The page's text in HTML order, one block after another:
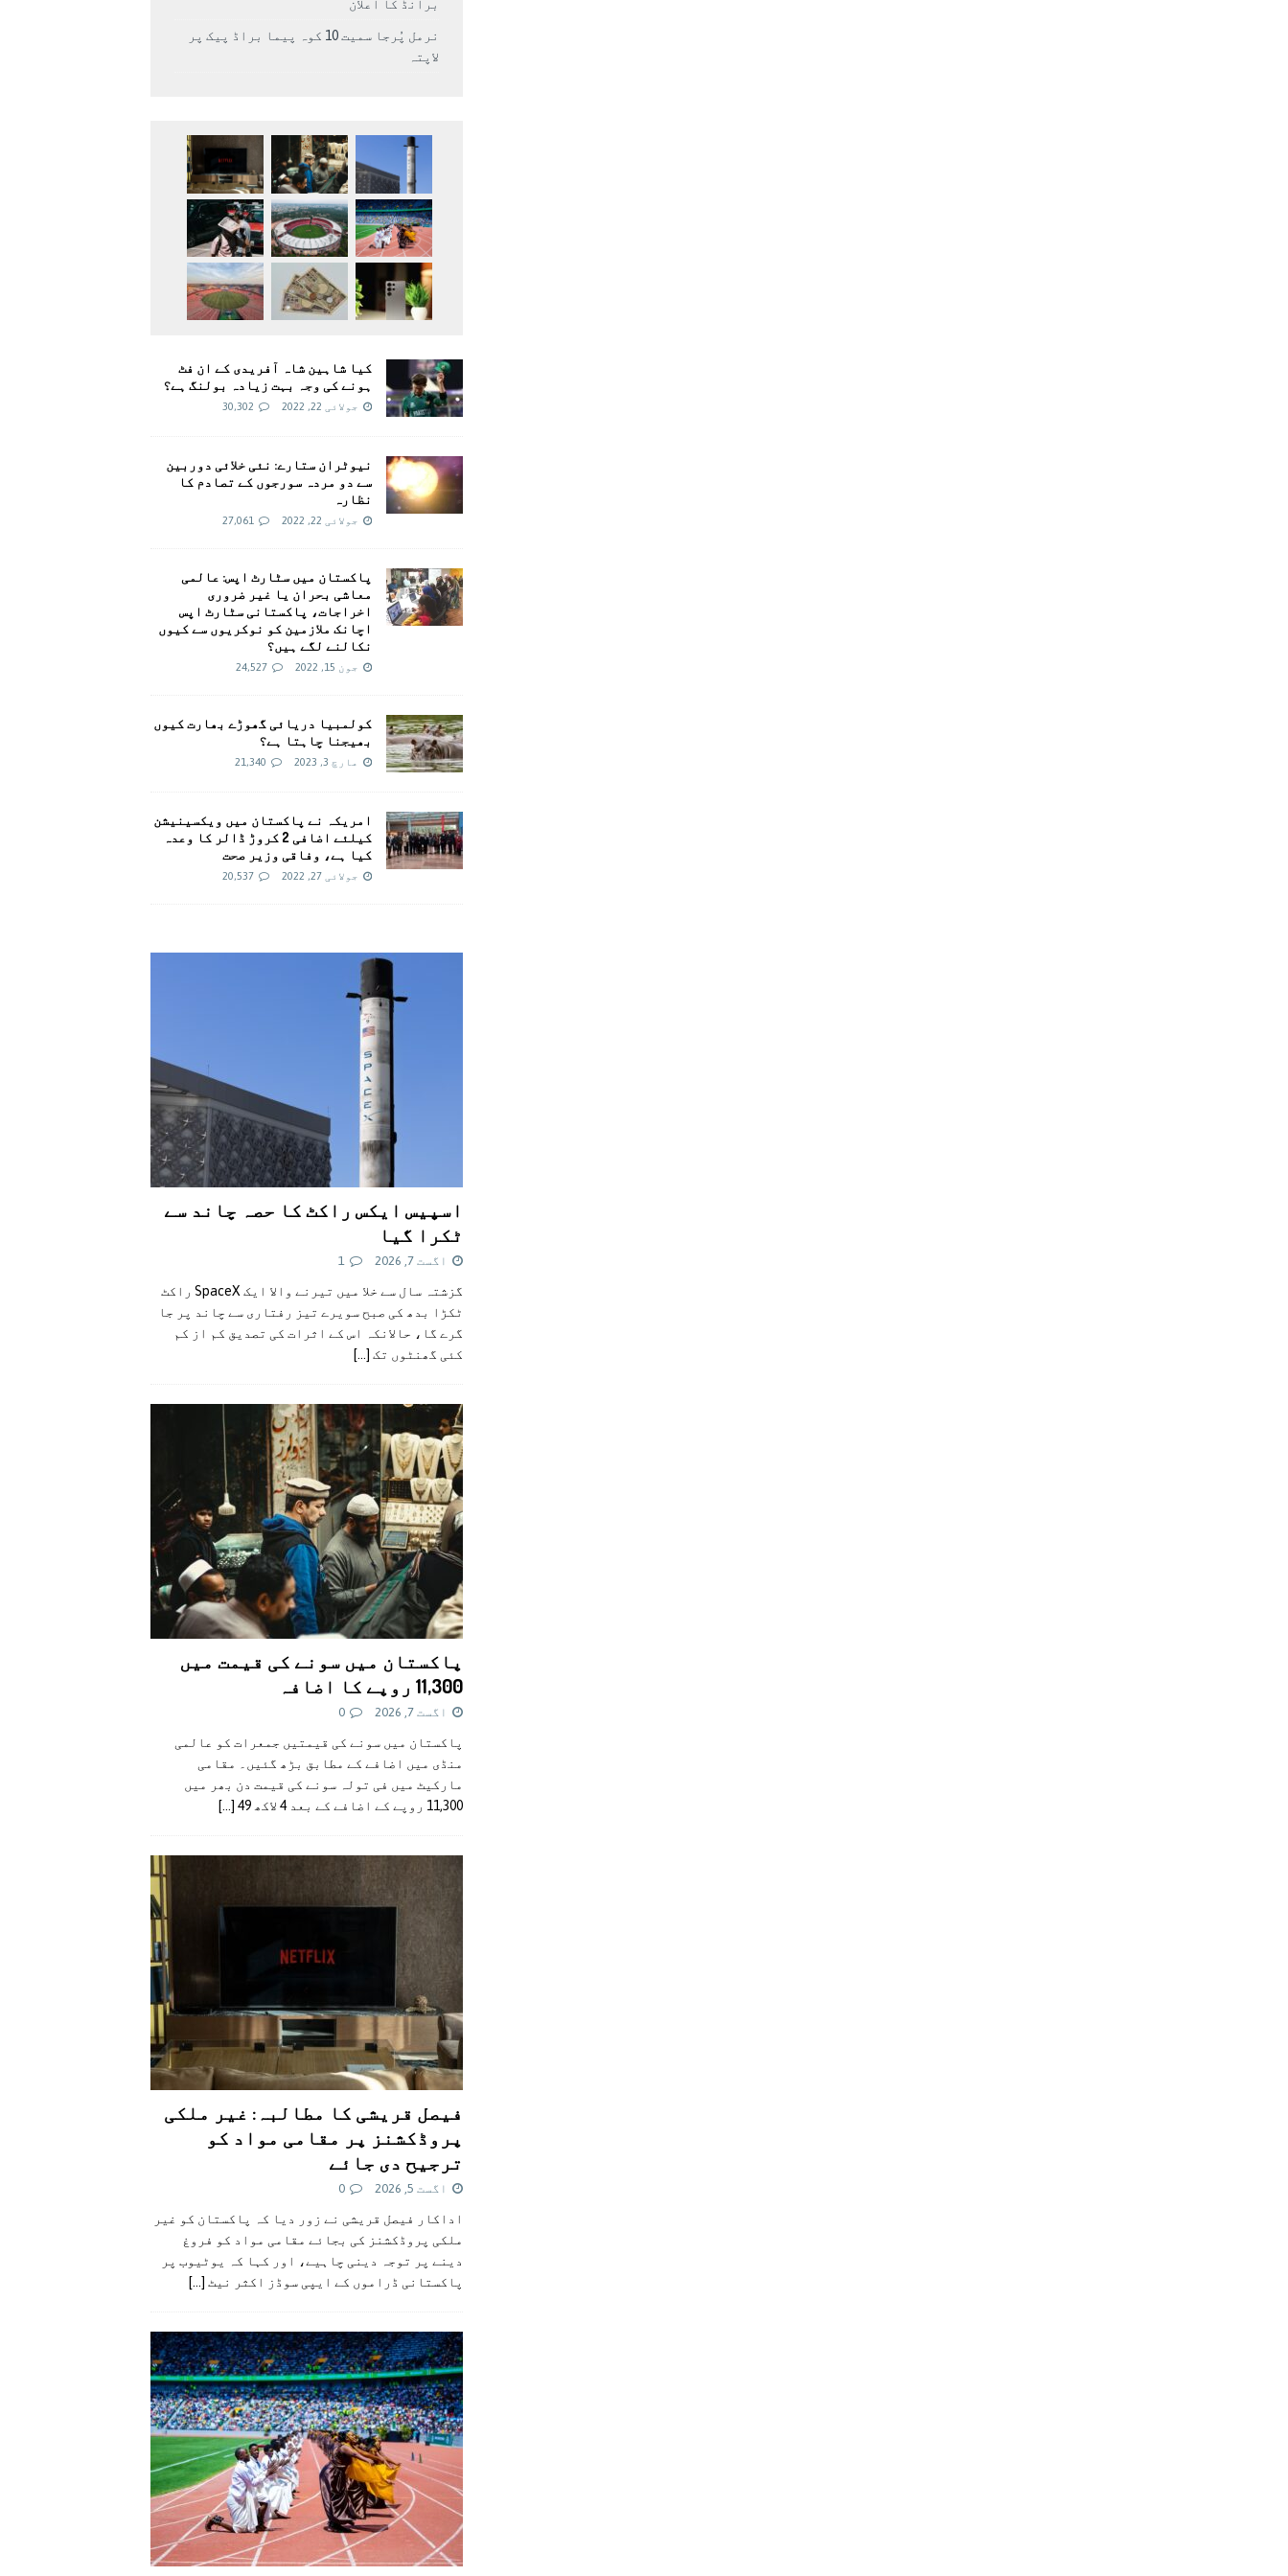
برانڈ کا اعلان
نرمل پُرجا سمیت 10 کوہ پیما براڈ پیک پر
لاپتہ
کیا شاہین شاہ آفریدی کے ان فٹ
ہونے کی وجہ بہت زیادہ بولنگ ہے؟
جولائی 22, 2022 30,302
نیوٹران ستارے: نئی خلائی دوربین
سے دو مردہ سورجوں کے تصادم کا
نظارہ
جولائی 22, 2022 27,061
پاکستان میں سٹارٹ اپس: عالمی
معاشی بحران یا غیر ضروری
اخراجات، پاکستانی سٹارٹ اپس
اچانک ملازمین کو نوکریوں سے کیوں
نکالنے لگے ہیں؟
جون 15, 2022 24,527
کولمبیا دریائی گھوڑے بھارت کیوں
بھیجنا چاہتا ہے؟
مارچ 3, 2023 21,340
امريکہ نے پاکستان میں ویکسینیشن
کیلئے اضافی 2 کروڑ ڈالر کا وعدہ
کیا ہے، وفاقی وزیر صحت
جولائی 27, 2022 20,537
اسپیس ایکس راکٹ کا حصہ چاند سے
ٹکرا گیا
اگست 7, 2026 1
گزشتہ سال سے خلا میں تیرنے والا ایک SpaceX راکٹ
ٹکڑا بدھ کی صبح سویرے تیز رفتاری سے چاند پر جا
گرے گا، حالانکہ اس کے اثرات کی تصدیق کم از کم
کئی گھنٹوں تک [...]
پاکستان میں سونے کی قیمت میں
11,300 روپے کا اضافہ
اگست 7, 2026 0
پاکستان میں سونے کی قیمتیں جمعرات کو عالمی
منڈی میں اضافے کے مطابق بڑھ گئیں۔ مقامی
مارکیٹ میں فی تولہ سونے کی قیمت دن بھر میں
11,300 روپے کے اضافے کے بعد 4 لاکھ 49
[...]
فیصل قریشی کا مطالبہ: غیر ملکی
پروڈکشنز پر مقامی مواد کو
ترجیح دی جائے
اگست 5, 2026 0
اداکار فیصل قریشی نے زور دیا کہ پاکستان کو غیر
ملکی پروڈکشنز کی بجائے مقامی مواد کو فروغ
دینے پر توجہ دینی چاہیے، اور کہا کہ یوٹیوب پر
پاکستانی ڈراموں کے ایپی سوڈز اکثر نیٹ [...]